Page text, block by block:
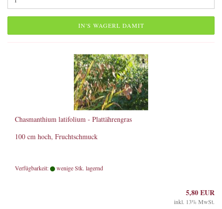
IN'S WAGERL DAMIT
Chasmanthium latifolium - Plattährengras
100 cm hoch, Fruchtschmuck
Verfügbarkeit: wenige Stk. lagernd
5,80 EUR
inkl. 13% MwSt.